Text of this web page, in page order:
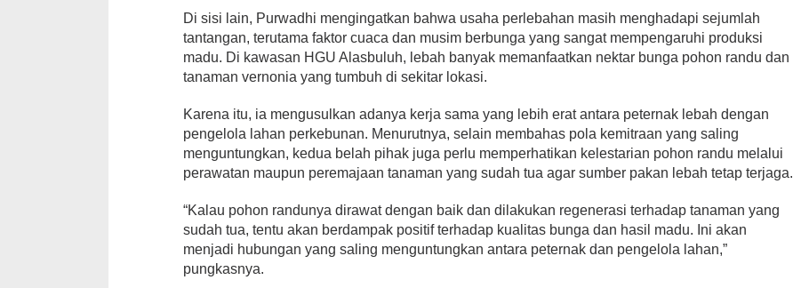
Di sisi lain, Purwadhi mengingatkan bahwa usaha perlebahan masih menghadapi sejumlah
tantangan, terutama faktor cuaca dan musim berbunga yang sangat mempengaruhi produksi
madu. Di kawasan HGU Alasbuluh, lebah banyak memanfaatkan nektar bunga pohon randu dan
tanaman vernonia yang tumbuh di sekitar lokasi.
Karena itu, ia mengusulkan adanya kerja sama yang lebih erat antara peternak lebah dengan
pengelola lahan perkebunan. Menurutnya, selain membahas pola kemitraan yang saling
menguntungkan, kedua belah pihak juga perlu memperhatikan kelestarian pohon randu melalui
perawatan maupun peremajaan tanaman yang sudah tua agar sumber pakan lebah tetap terjaga.
“Kalau pohon randunya dirawat dengan baik dan dilakukan regenerasi terhadap tanaman yang
sudah tua, tentu akan berdampak positif terhadap kualitas bunga dan hasil madu. Ini akan
menjadi hubungan yang saling menguntungkan antara peternak dan pengelola lahan,”
pungkasnya.